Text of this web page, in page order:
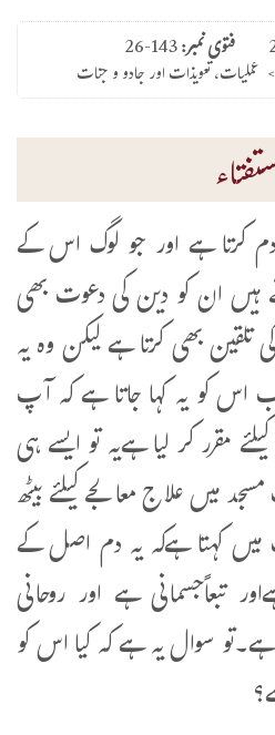
فتوی نمبر:26-143
> عملیات، تعویذات اور جادو و جنات
دم کرتا ہے اور جو لوگ اس کے
ہیں ان کو دین کی دعوت بھی
بھی کرتا ہے لیکن وہ یہ
اس کو یہ کہا جاتا ہے کہ آپ
مقرر کر لیا ہےیہ تو ایسے ہی
میں علاج معالجے کیلئے بیٹھ
کہتا ہےکہ یہ دم اصل کے
تبعاًجسمانی ہے اور روحانی
سوال یہ ہے کہ کیا اس کو